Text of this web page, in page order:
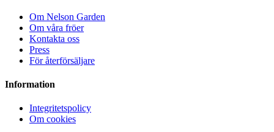
Om Nelson Garden
Om våra fröer
Kontakta oss
Press
För återförsäljare
Information
Integritetspolicy
Om cookies